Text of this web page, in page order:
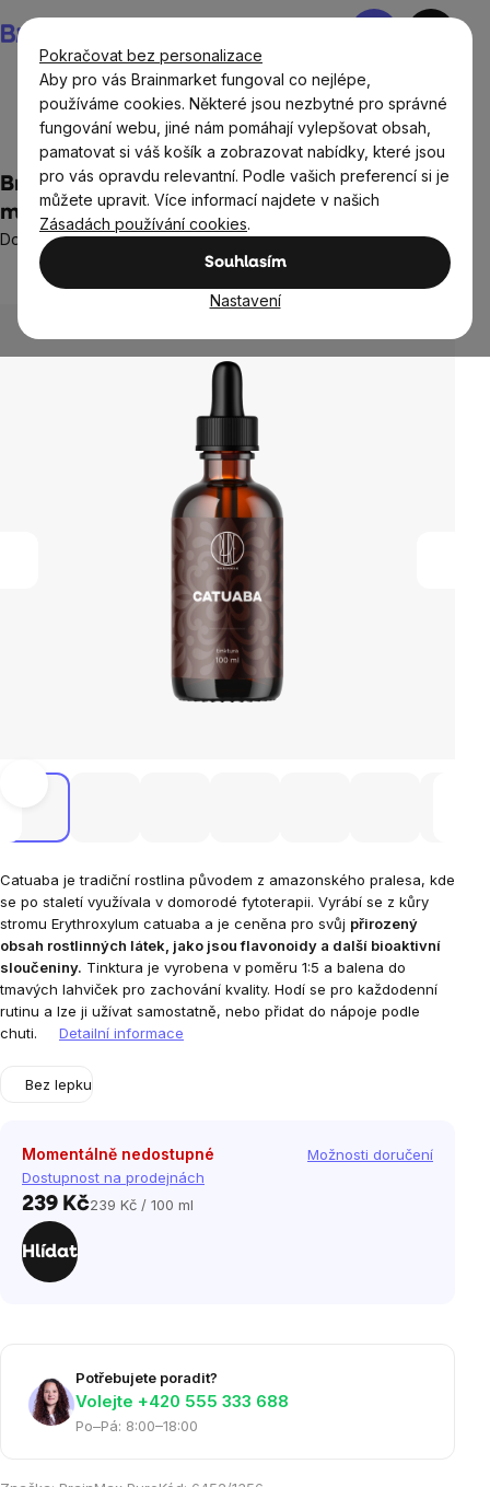
Pokračovat bez personalizace
Aby pro vás Brainmarket fungoval co nejlépe,
používáme cookies. Některé jsou nezbytné pro správné
fungování webu, jiné nám pomáhají vylepšovat obsah,
pamatovat si váš košík a zobrazovat nabídky, které jsou
pro vás opravdu relevantní. Podle vašich preferencí si je
můžete upravit. Více informací najdete v našich
Zásadách používání cookies.
Souhlasím
Nastavení
na
obsah
Nákupní
Doplňky stravy a výživa Tinktury BrainMax
BrainMax Pure® Catuaba tinktura 1:5, 100
ml
Doplněk stravy
Průměrné
produktu
Catuaba je tradiční rostlina původem z amazonského pralesa, kde
se po staletí využívala v domorodé fytoterapii. Vyrábí se z kůry
stromu Erythroxylum catuaba a je ceněna pro svůj přirozený
obsah rostlinných látek, jako jsou flavonoidy a další bioaktivní
sloučeniny. Tinktura je vyrobena v poměru 1:5 a balena do
tmavých lahviček pro zachování kvality. Hodí se pro každodenní
rutinu a lze ji užívat samostatně, nebo přidat do nápoje podle
chuti.
Detailní informace
Bez lepku
Momentálně nedostupné
Dostupnost na prodejnách
Možnosti doručení
239 KčMěrná
239 Kč / 100 ml
Hlídat
Potřebujete poradit?
Volejte ‭+420 555 333 688
Po–Pá: 8:00–18:00